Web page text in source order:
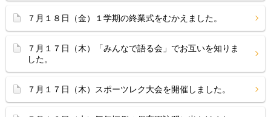
７月１８日（金）１学期の終業式をむかえました。
７月１７日（木）「みんなで語る会」でお互いを知りま
した。
７月１７日（木）スポーツレク大会を開催しました。